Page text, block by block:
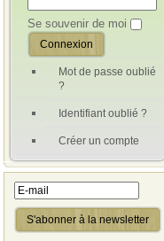
Se souvenir de moi
Mot de passe oublié
?
Identifiant oublié ?
Créer un compte